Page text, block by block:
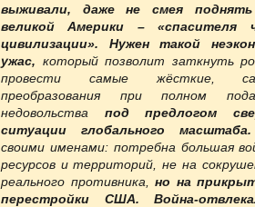
выживали, даже не смея
великой Америки – «спасителя
цивилизации».
Нужен такой
ужас, который позволит заткнуть
провести самые жёсткие,
преобразования при полном
недовольства под предлогом
ситуации глобального масштаба.
своими именами: потребна большая
ресурсов и территорий, не на
реального противника,но на
перестройки США.
Война-